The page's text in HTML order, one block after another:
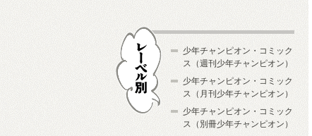
少年チャンピオン・コミック
ス（週刊少年チャンピオン）
少年チャンピオン・コミック
ス（月刊少年チャンピオン）
少年チャンピオン・コミック
ス（別冊少年チャンピオン）